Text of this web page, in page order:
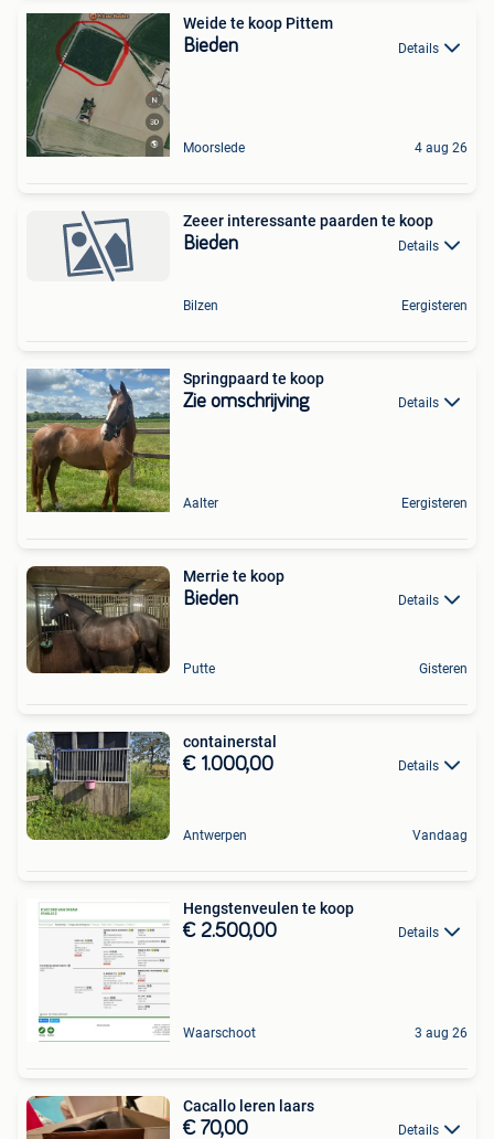
Weide te koop Pittem
Bieden Details
Moorslede 4 aug 26
Zeeer interessante paarden te koop
Bieden Details
Bilzen Eergisteren
Springpaard te koop
Zie omschrijving Details
Aalter Eergisteren
Merrie te koop
Bieden Details
Putte Gisteren
containerstal
€ 1.000,00 Details
Antwerpen Vandaag
Hengstenveulen te koop
€ 2.500,00 Details
Waarschoot 3 aug 26
Cacallo leren laars
€ 70,00 Details